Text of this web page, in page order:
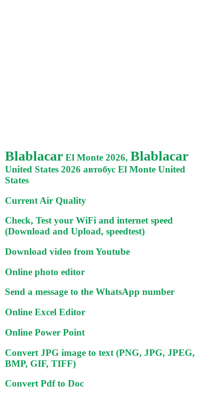
Blablacar El Monte 2026, Blablacar
United States 2026 автобус El Monte United
States
Current Air Quality
Check, Test your WiFi and internet speed
(Download and Upload, speedtest)
Download video from Youtube
Online photo editor
Send a message to the WhatsApp number
Online Excel Editor
Online Power Point
Convert JPG image to text (PNG, JPG, JPEG,
BMP, GIF, TIFF)
Convert Pdf to Doc